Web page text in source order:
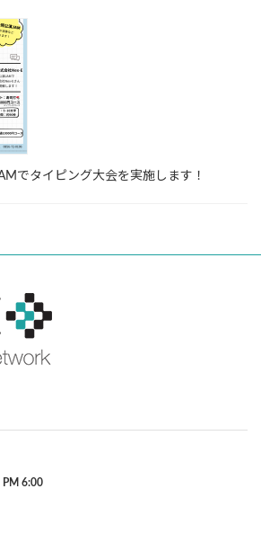
でタイピング大会を実施します！
PM 6:00